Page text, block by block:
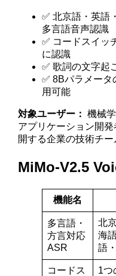
✅ 北京語・英語
多言語音声認識
✅ コードスイッ
に認識
✅ 歌詞の文字起
✅ 8Bパラメータ
用可能
対象ユーザー： 機械
アプリケーション開
開する企業の技術チー
MiMo-V2.5
機能名
多言語・
方言対応
ASR
北
海
語
コードス
1つ